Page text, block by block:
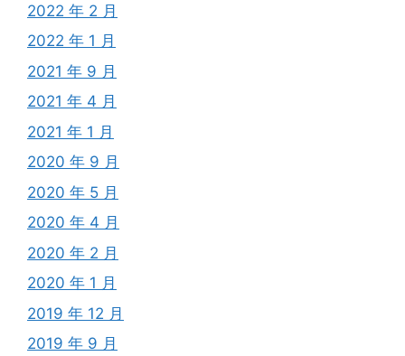
2022 年 2 月
2022 年 1 月
2021 年 9 月
2021 年 4 月
2021 年 1 月
2020 年 9 月
2020 年 5 月
2020 年 4 月
2020 年 2 月
2020 年 1 月
2019 年 12 月
2019 年 9 月